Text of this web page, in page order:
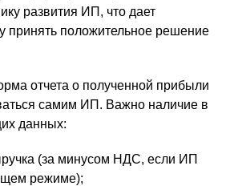
развития ИП, что дает
принять положительное решение
отчета о полученной прибыли
самим ИП. Важно наличие в
данных:
(за минусом НДС, если ИП
режиме);